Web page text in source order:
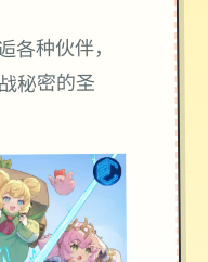
种伙伴，
秘密的圣